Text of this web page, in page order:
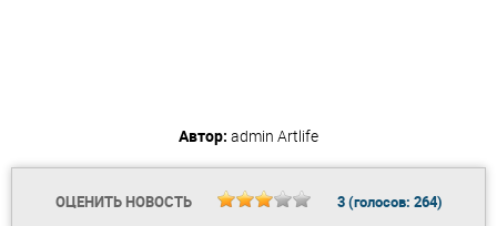
Автор: admin Artlife
ОЦЕНИТЬ НОВОСТЬ 3(голосов: 264)